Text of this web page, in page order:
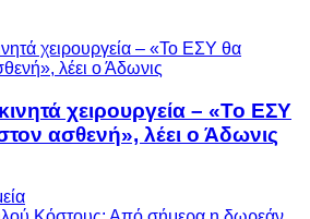
χειρουργεία – «Το ΕΣΥ
ασθενή», λέει ο Άδωνις